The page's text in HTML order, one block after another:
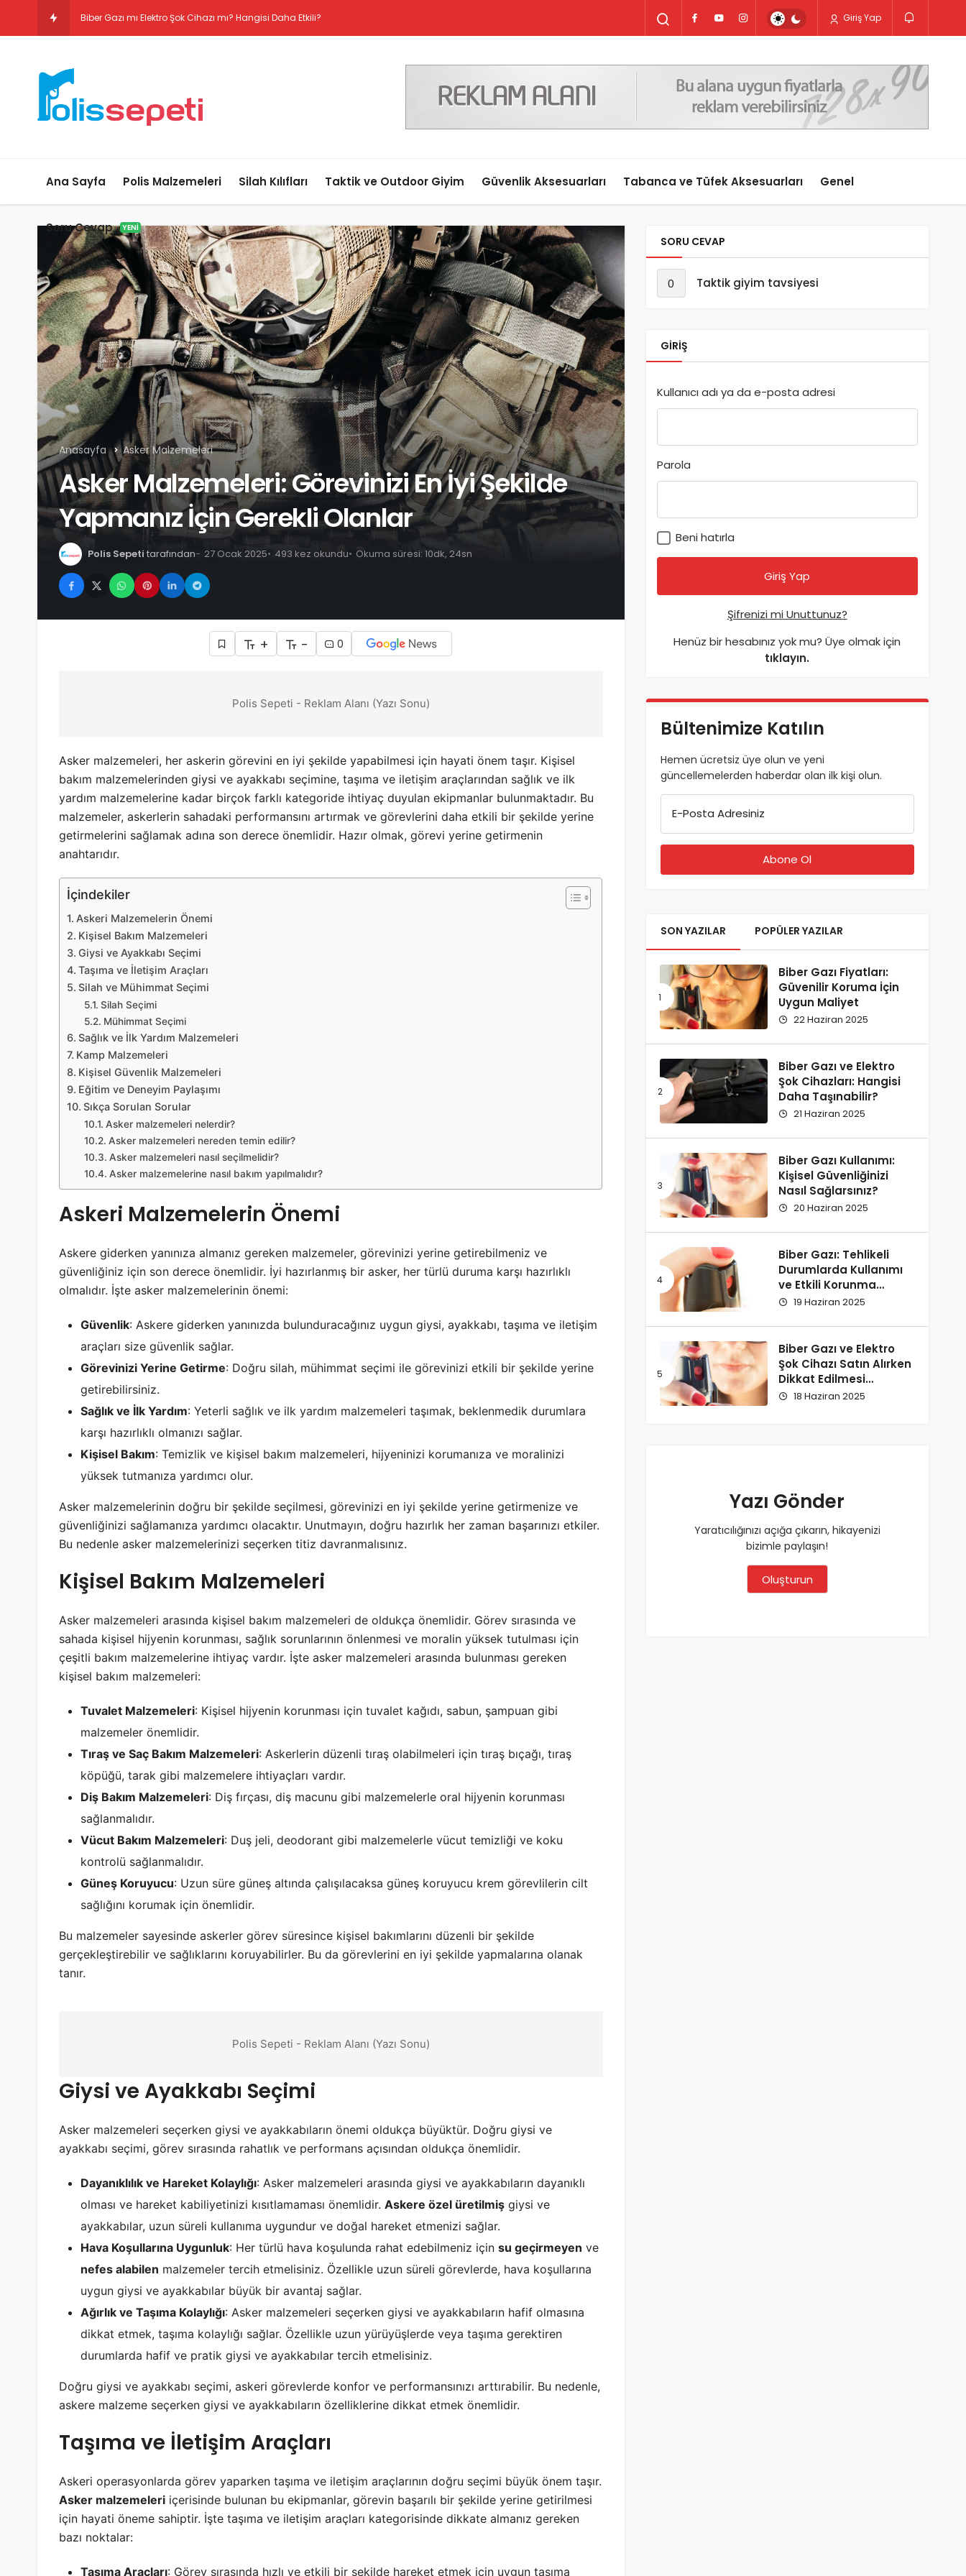
Biber Gazı mı Elektro Giriş Yap
Ana Sayfa Polis Malzemeleri Silah Kılıfları Taktik ve Outdoor Giyim Güvenlik Aksesuarları Tabanca ve Tüfek Aksesuarları Genel
Soru Cevap YENI
Anasayfa Asker Malzemeleri
Asker Malzemeleri: Görevinizi En İyi Şekilde
Yapmanız İçin Gerekli Olanlar
Polis Sepeti tarafından 27 Ocak 2025 493 kez okundu Okuma süresi: 10dk, 24sn
+ - 0
Polis Sepeti - Reklam Alanı (Yazı Sonu)
Asker malzemeleri, her askerin görevini en iyi şekilde yapabilmesi için hayati önem taşır. Kişisel
bakım malzemelerinden giysi ve ayakkabı seçimine, taşıma ve iletişim araçlarından sağlık ve ilk
yardım malzemelerine kadar birçok farklı kategoride ihtiyaç duyulan ekipmanlar bulunmaktadır. Bu
malzemeler, askerlerin sahadaki performansını artırmak ve görevlerini daha etkili bir şekilde yerine
getirmelerini sağlamak adına son derece önemlidir. Hazır olmak, görevi yerine getirmenin
anahtarıdır.
İçindekiler
Askeri Malzemelerin Önemi
Kişisel Bakım Malzemeleri
Giysi ve Ayakkabı Seçimi
Taşıma ve İletişim Araçları
Silah ve Mühimmat Seçimi
Silah Seçimi
Mühimmat Seçimi
Sağlık ve İlk Yardım Malzemeleri
Kamp Malzemeleri
Kişisel Güvenlik Malzemeleri
Eğitim ve Deneyim Paylaşımı
Sıkça Sorulan Sorular
Asker malzemeleri nelerdir?
Asker malzemeleri nereden temin edilir?
Asker malzemeleri nasıl seçilmelidir?
Asker malzemelerine nasıl bakım yapılmalıdır?
Askeri Malzemelerin Önemi
Askere giderken yanınıza almanız gereken malzemeler, görevinizi yerine getirebilmeniz ve
güvenliğiniz için son derece önemlidir. İyi hazırlanmış bir asker, her türlü duruma karşı hazırlıklı
olmalıdır. İşte asker malzemelerinin önemi:
Güvenlik: Askere giderken yanınızda bulunduracağınız uygun giysi, ayakkabı, taşıma ve iletişim
araçları size güvenlik sağlar.
Görevinizi Yerine Getirme: Doğru silah, mühimmat seçimi ile görevinizi etkili bir şekilde yerine
getirebilirsiniz.
Sağlık ve İlk Yardım: Yeterli sağlık ve ilk yardım malzemeleri taşımak, beklenmedik durumlara
karşı hazırlıklı olmanızı sağlar.
Kişisel Bakım: Temizlik ve kişisel bakım malzemeleri, hijyeninizi korumanıza ve moralinizi
yüksek tutmanıza yardımcı olur.
Asker malzemelerinin doğru bir şekilde seçilmesi, görevinizi en iyi şekilde yerine getirmenize ve
güvenliğinizi sağlamanıza yardımcı olacaktır. Unutmayın, doğru hazırlık her zaman başarınızı etkiler.
Bu nedenle asker malzemelerinizi seçerken titiz davranmalısınız.
Kişisel Bakım Malzemeleri
Asker malzemeleri arasında kişisel bakım malzemeleri de oldukça önemlidir. Görev sırasında ve
sahada kişisel hijyenin korunması, sağlık sorunlarının önlenmesi ve moralin yüksek tutulması için
çeşitli bakım malzemelerine ihtiyaç vardır. İşte asker malzemeleri arasında bulunması gereken
kişisel bakım malzemeleri:
Tuvalet Malzemeleri: Kişisel hijyenin korunması için tuvalet kağıdı, sabun, şampuan gibi
malzemeler önemlidir.
Tıraş ve Saç Bakım Malzemeleri: Askerlerin düzenli tıraş olabilmeleri için tıraş bıçağı, tıraş
köpüğü, tarak gibi malzemelere ihtiyaçları vardır.
Diş Bakım Malzemeleri: Diş fırçası, diş macunu gibi malzemelerle oral hijyenin korunması
sağlanmalıdır.
Vücut Bakım Malzemeleri: Duş jeli, deodorant gibi malzemelerle vücut temizliği ve koku
kontrolü sağlanmalıdır.
Güneş Koruyucu: Uzun süre güneş altında çalışılacaksa güneş koruyucu krem görevlilerin cilt
sağlığını korumak için önemlidir.
Bu malzemeler sayesinde askerler görev süresince kişisel bakımlarını düzenli bir şekilde
gerçekleştirebilir ve sağlıklarını koruyabilirler. Bu da görevlerini en iyi şekilde yapmalarına olanak
tanır.
Polis Sepeti - Reklam Alanı (Yazı Sonu)
Giysi ve Ayakkabı Seçimi
Asker malzemeleri seçerken giysi ve ayakkabıların önemi oldukça büyüktür. Doğru giysi ve
ayakkabı seçimi, görev sırasında rahatlık ve performans açısından oldukça önemlidir.
Dayanıklılık ve Hareket Kolaylığı: Asker malzemeleri arasında giysi ve ayakkabıların dayanıklı
olması ve hareket kabiliyetinizi kısıtlamaması önemlidir. Askere özel üretilmiş giysi ve
ayakkabılar, uzun süreli kullanıma uygundur ve doğal hareket etmenizi sağlar.
Hava Koşullarına Uygunluk: Her türlü hava koşulunda rahat edebilmeniz için su geçirmeyen ve
nefes alabilen malzemeler tercih etmelisiniz. Özellikle uzun süreli görevlerde, hava koşullarına
uygun giysi ve ayakkabılar büyük bir avantaj sağlar.
Ağırlık ve Taşıma Kolaylığı: Asker malzemeleri seçerken giysi ve ayakkabıların hafif olmasına
dikkat etmek, taşıma kolaylığı sağlar. Özellikle uzun yürüyüşlerde veya taşıma gerektiren
durumlarda hafif ve pratik giysi ve ayakkabılar tercih etmelisiniz.
Doğru giysi ve ayakkabı seçimi, askeri görevlerde konfor ve performansınızı arttırabilir. Bu nedenle,
askere malzeme seçerken giysi ve ayakkabıların özelliklerine dikkat etmek önemlidir.
Taşıma ve İletişim Araçları
Askeri operasyonlarda görev yaparken taşıma ve iletişim araçlarının doğru seçimi büyük önem taşır.
Asker malzemeleri içerisinde bulunan bu ekipmanlar, görevin başarılı bir şekilde yerine getirilmesi
için hayati öneme sahiptir. İşte taşıma ve iletişim araçları kategorisinde dikkate almanız gereken
bazı noktalar:
Taşıma Araçları: Görev sırasında hızlı ve etkili bir şekilde hareket etmek için uygun taşıma
SORU CEVAP
0 Taktik giyim tavsiyesi
GIRIŞ
Kullanıcı adı ya da e-posta adresi
Parola
Beni hatırla
Şifrenizi mi Unuttunuz?
Henüz bir hesabınız yok mu? Üye olmak için
tıklayın.
Bültenimize Katılın
Hemen ücretsiz üye olun ve yeni
güncellemelerden haberdar olan ilk kişi olun.
E-Posta Adresiniz
SON YAZILAR POPÜLER YAZILAR
Biber Gazı Fiyatları:
Güvenilir Koruma İçin
Uygun Maliyet
22 Haziran 2025
Biber Gazı ve Elektro
Şok Cihazları: Hangisi
Daha Taşınabilir?
21 Haziran 2025
Biber Gazı Kullanımı:
Kişisel Güvenliğinizi
Nasıl Sağlarsınız?
20 Haziran 2025
Biber Gazı: Tehlikeli
Durumlarda Kullanımı
ve Etkili Korunma
Yöntemi
19 Haziran 2025
Biber Gazı ve Elektro
Şok Cihazı Satın Alırken
Dikkat Edilmesi
Gerekenler
18 Haziran 2025
Yazı Gönder
Yaratıcılığınızı açığa çıkarın, hikayenizi
bizimle paylaşın!
Oluşturun